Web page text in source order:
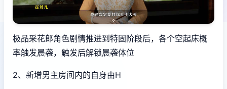
极品采花郎角色剧情推进到特固阶段后，各个空起床概
率触发晨袭，触发后解锁晨袭体位
2、新增男主房间内的自身由H